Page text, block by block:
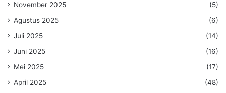
November 2025
(5)
Agustus 2025
(6)
Juli 2025
(14)
Juni 2025
(16)
Mei 2025
(17)
April 2025
(48)